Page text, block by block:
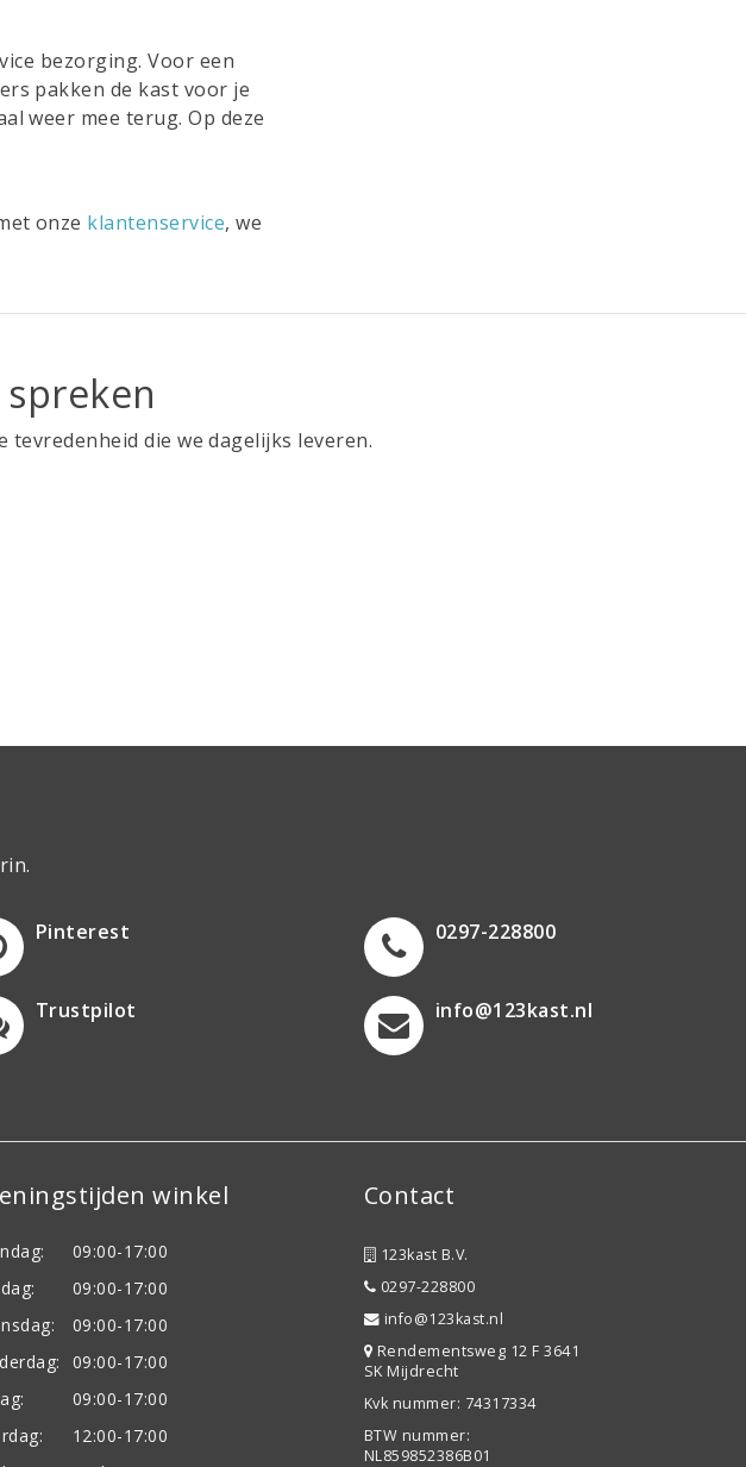
bezorging. Voor een
pakken de kast voor je
weer mee terug. Op deze
onze klantenservice, we
die we dagelijks leveren.
Pinterest 0297-228800
Trustpilot info@123kast.nl
winkel
09:00-17:00
09:00-17:00
09:00-17:00
09:00-17:00
09:00-17:00
12:00-17:00
Contact
123kast B.V.
0297-228800
info@123kast.nl
Rendementsweg 12 F 3641
SK Mijdrecht
Kvk nummer: 74317334
BTW nummer:
NL859852386B01